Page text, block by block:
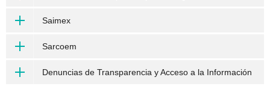
Saimex
Sarcoem
Denuncias de Transparencia y Acceso a la Información